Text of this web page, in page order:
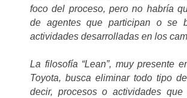
foco del proceso, pero no habría
de agentes que participan o se
actividades desarrolladas en los
La filosofía “Lean”, muy presente
Toyota, busca eliminar todo tipo
decir, procesos o actividades